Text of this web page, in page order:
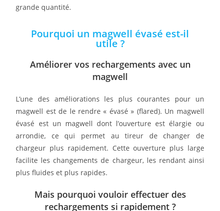
grande quantité.
Pourquoi un magwell évasé est-il
utile ?
Améliorer vos rechargements avec un
magwell
L’une des améliorations les plus courantes pour un
magwell est de le rendre « évasé » (flared). Un magwell
évasé est un magwell dont l’ouverture est élargie ou
arrondie, ce qui permet au tireur de changer de
chargeur plus rapidement. Cette ouverture plus large
facilite les changements de chargeur, les rendant ainsi
plus fluides et plus rapides.
Mais pourquoi vouloir effectuer des
rechargements si rapidement ?